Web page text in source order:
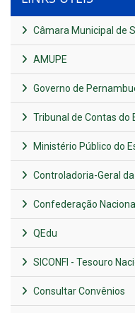
Câmara Municipal de
AMUPE
Governo de
Tribunal de Contas do
Ministério Público do
Controladoria-Geral
Confederação
QEdu
SICONFI - Tesouro
Consultar Convênios